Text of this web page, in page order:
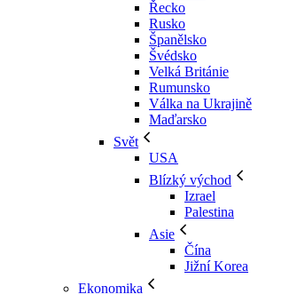
Řecko
Rusko
Španělsko
Švédsko
Velká Británie
Rumunsko
Válka na Ukrajině
Maďarsko
Svět
USA
Blízký východ
Izrael
Palestina
Asie
Čína
Jižní Korea
Ekonomika